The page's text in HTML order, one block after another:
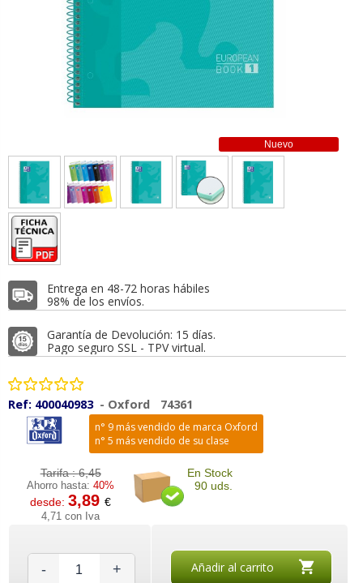
Nuevo
Entrega en 48-72 horas hábiles
98% de los envíos.
Garantía de Devolución: 15 días.
Pago seguro SSL - TPV virtual.
Ref: 400040983 - Oxford 74361
n° 9 más vendido de marca Oxford
n° 5 más vendido de su clase
Tarifa :6,45
Ahorro hasta:40%
desde:3,89€
4,71 con Iva
En Stock
90 uds.
- + Añadir al carrito